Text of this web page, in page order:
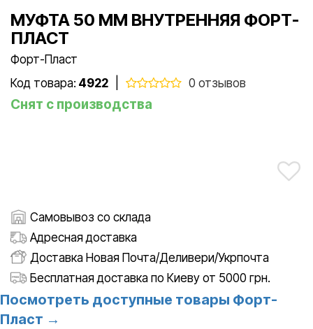
МУФТА 50 ММ ВНУТРЕННЯЯ ФОРТ-
ПЛАСТ
Форт-Пласт
Код товара: 4922 0 отзывов
Снят с производства
Самовывоз со склада
Адресная доставка
Доставка Новая Почта/Деливери/Укрпочта
Бесплатная доставка по Киеву от 5000 грн.
Посмотреть доступные товары Форт-
Пласт →